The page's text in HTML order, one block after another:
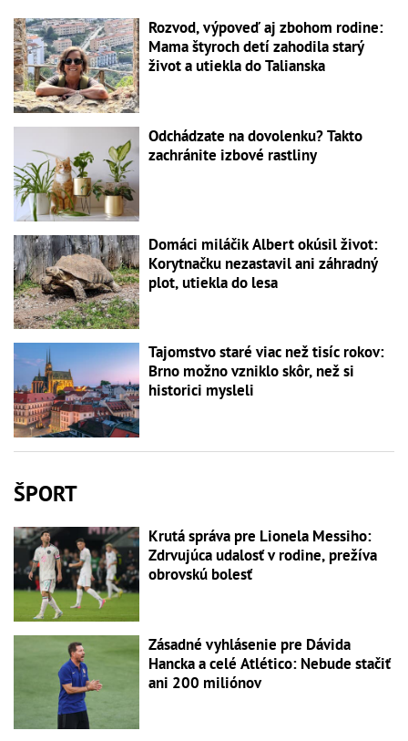
Rozvod, výpoveď aj zbohom rodine:
Mama štyroch detí zahodila starý
život a utiekla do Talianska
Odchádzate na dovolenku? Takto
zachránite izbové rastliny
Domáci miláčik Albert okúsil život:
Korytnačku nezastavil ani záhradný
plot, utiekla do lesa
Tajomstvo staré viac než tisíc rokov:
Brno možno vzniklo skôr, než si
historici mysleli
ŠPORT
Krutá správa pre Lionela Messiho:
Zdrvujúca udalosť v rodine, prežíva
obrovskú bolesť
Zásadné vyhlásenie pre Dávida
Hancka a celé Atlético: Nebude stačiť
ani 200 miliónov